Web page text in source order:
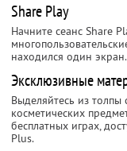
Share Play
Начните сеанс Share
находился один экран.
Эксклюзивные
Выделяйтесь из
косметических
бесплатных играх,
Plus.